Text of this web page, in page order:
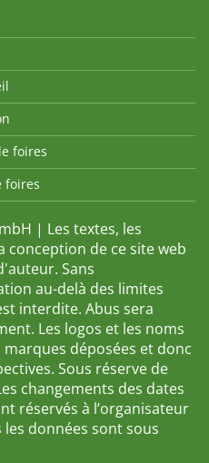
foires
foires
| Les textes, les
conception de ce site web
Sans
au-delà des limites
interdite. Abus sera
Les logos et les noms
déposées et donc
Sous réserve de
changements des dates
réservés à l’organisateur
données sont sous